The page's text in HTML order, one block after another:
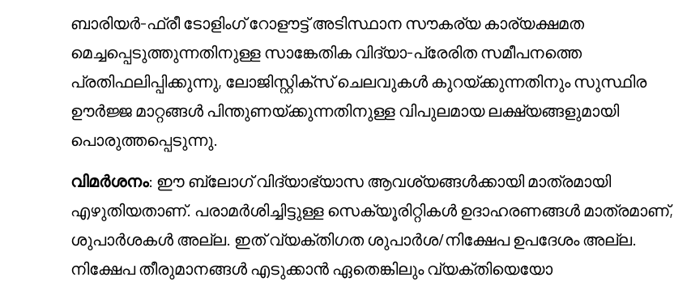
ബാരിയർ-ഫ്രീ ടോളിംഗ് റോളൗട്ട് അടിസ്ഥാന സൗകര്യ കാര്യക്ഷമത
മെച്ചപ്പെടുത്തുന്നതിനുള്ള സാങ്കേതിക വിദ്യാ-പ്രേരിത സമീപനത്തെ
പ്രതിഫലിപ്പിക്കുന്നു, ലോജിസ്റ്റിക്സ് ചെലവുകൾ കുറയ്ക്കുന്നതിനും സുസ്ഥിര
ഊർജ്ജ മാറ്റങ്ങൾ പിന്തുണയ്ക്കുന്നതിനുള്ള വിപുലമായ ലക്ഷ്യങ്ങളുമായി
പൊരുത്തപ്പെടുന്നു.
വിമർശനം: ഈ ബ്ലോഗ് വിദ്യാഭ്യാസ ആവശ്യങ്ങൾക്കായി മാത്രമായി
എഴുതിയതാണ്. പരാമർശിച്ചിട്ടുള്ള സെക്യൂരിറ്റികൾ ഉദാഹരണങ്ങൾ മാത്രമാണ്,
ശുപാർശകൾ അല്ല. ഇത് വ്യക്തിഗത ശുപാർശ/നിക്ഷേപ ഉപദേശം അല്ല.
നിക്ഷേപ തീരുമാനങ്ങൾ എടുക്കാൻ ഏതെങ്കിലും വ്യക്തിയെയോ